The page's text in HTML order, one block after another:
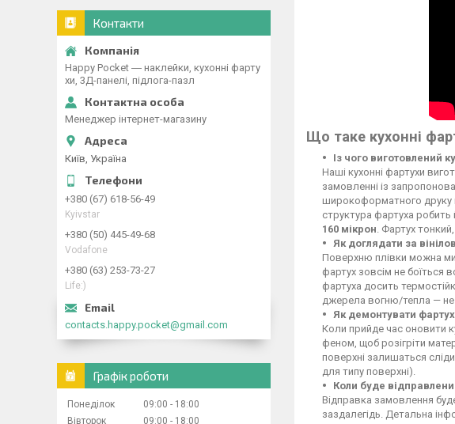
Що таке кухонні
Із чого виготовлений
Наші кухонні фартухи
замовленні із
широкоформатного друку
структура фартуха
160 мікрон . Фартух
Як доглядати за
Поверхню плівки можна
фартух зовсім не боїться
фартуха досить
джерела вогню/тепла — не
Як демонтувати
Коли прийде час оновити
феном, щоб розігріти
поверхні залишаться
для типу поверхні).
Коли буде
Відправка замовлення
заздалегідь. Детальна
Контакти
Happy Pocket ― наклейки, кухонні фарту
хи, 3Д-панелі, підлога-пазл
Менеджер інтернет-магазину
Київ, Україна
+380 (67) 618-56-49
Kyivstar
+380 (50) 445-49-68
Vodafone
+380 (63) 253-73-27
Life:)
contacts.happy.pocket@gmail.com
Графік роботи
Понеділок 09:00
18:00
Вівторок
09:00
18:00